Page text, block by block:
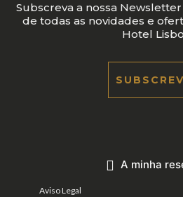
Subscreva a nossa
de todas as novidades e
Hotel
A minha
Aviso Legal